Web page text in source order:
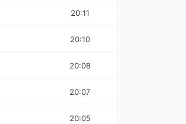
20:11
20:10
20:08
20:07
20:05